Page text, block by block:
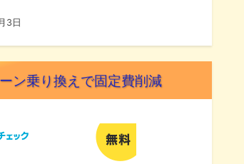
3日
ン乗り換えで固定費削減